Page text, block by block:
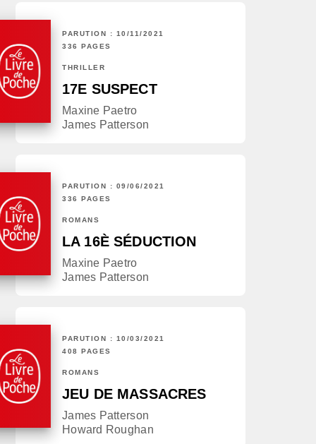
PARUTION : 10/11/2021
336 PAGES
THRILLER
17E SUSPECT
Maxine Paetro
James Patterson
PARUTION : 09/06/2021
336 PAGES
ROMANS
LA 16È SÉDUCTION
Maxine Paetro
James Patterson
PARUTION : 10/03/2021
408 PAGES
ROMANS
JEU DE MASSACRES
James Patterson
Howard Roughan